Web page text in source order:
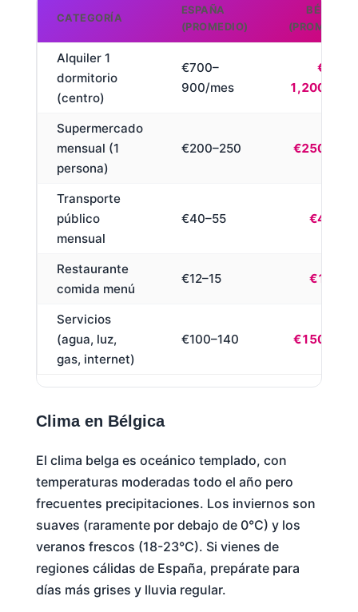
CATEGORÍA
ESPAÑA
(PROMEDIO)
BÉLGICA
(PROMEDIO)
Alquiler 1
dormitorio
(centro)
€700–
900/mes
€800–
1,200/mes
Supermercado
mensual (1
persona)
€200–250 €250–300
Transporte
público
mensual
€40–55 €49–60
Restaurante
comida menú
€12–15 €15–18
Servicios
(agua, luz,
gas, internet)
€100–140 €150–200
Clima en Bélgica
El clima belga es oceánico templado, con
temperaturas moderadas todo el año pero
frecuentes precipitaciones. Los inviernos son
suaves (raramente por debajo de 0°C) y los
veranos frescos (18-23°C). Si vienes de
regiones cálidas de España, prepárate para
días más grises y lluvia regular.